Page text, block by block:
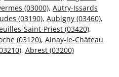
(03000), Autry-Issards
(03190), Aubigny (03460),
Saint-Priest (03420),
(03120), Ainay-le-Château
, Abrest (03200)